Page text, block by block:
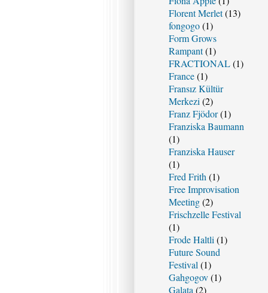
Florent Merlet(13)
fongogo(1)
Form Grows
Rampant(1)
FRACTIONAL(1)
France(1)
Fransız Kültür
Merkezi (2)
Franz Fjödor(1)
Franziska Baumann
(1)
Franziska Hauser
(1)
Fred Frith (1)
Free Improvisation
Meeting(2)
Frischzelle Festival
(1)
Frode Haltli (1)
Future Sound
Festival (1)
Gahgogov(1)
Galata (2)